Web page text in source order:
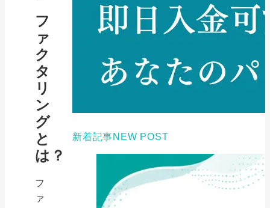
フ
ァ
ク
タ
リ
ン
グ
と
は？
フ
ァ
新着記事NEW POST